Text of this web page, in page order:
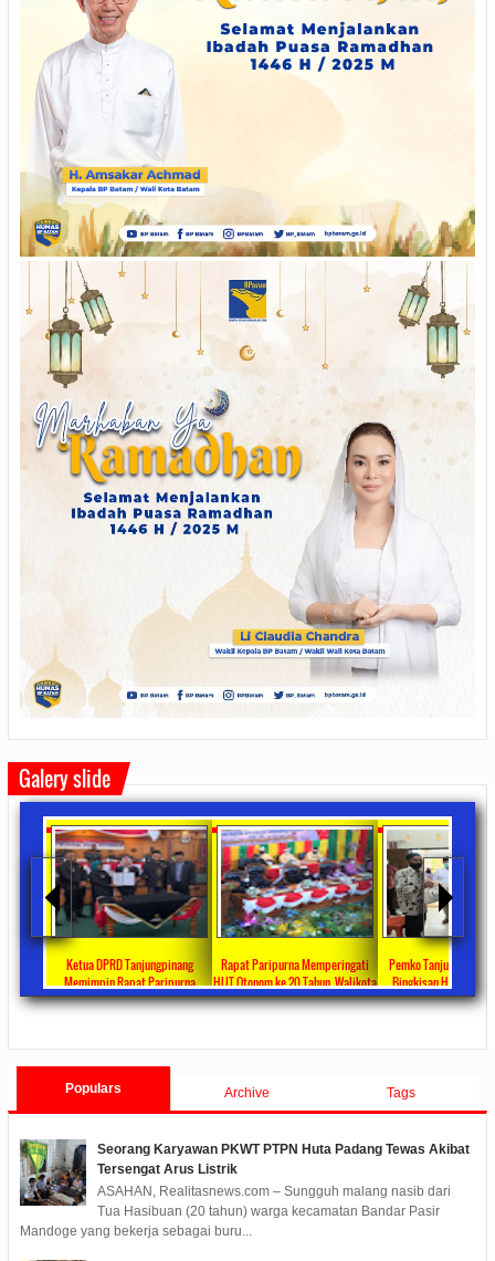
Galery slide
Ketua DPRD Tanjungpinang
Memimpin Rapat Paripurna
Pengesahan Ranperda Perubahan
2022/09/240 Comments
Rapat Paripurna Memperingati
HUT Otonom ke 20 Tahun, Walikota
Rahma Paparkan Capaian
2021/10/180 Comments
Pemko Tanjung
Bingkisan Hari Raya
Untuk Masyarakat
2020/05/110
Populars Archive Tags
Seorang Karyawan PKWT PTPN Huta Padang Tewas Akibat
Tersengat Arus Listrik
ASAHAN, Realitasnews.com – Sungguh malang nasib dari
Tua Hasibuan (20 tahun) warga kecamatan Bandar Pasir
Mandoge yang bekerja sebagai buru...